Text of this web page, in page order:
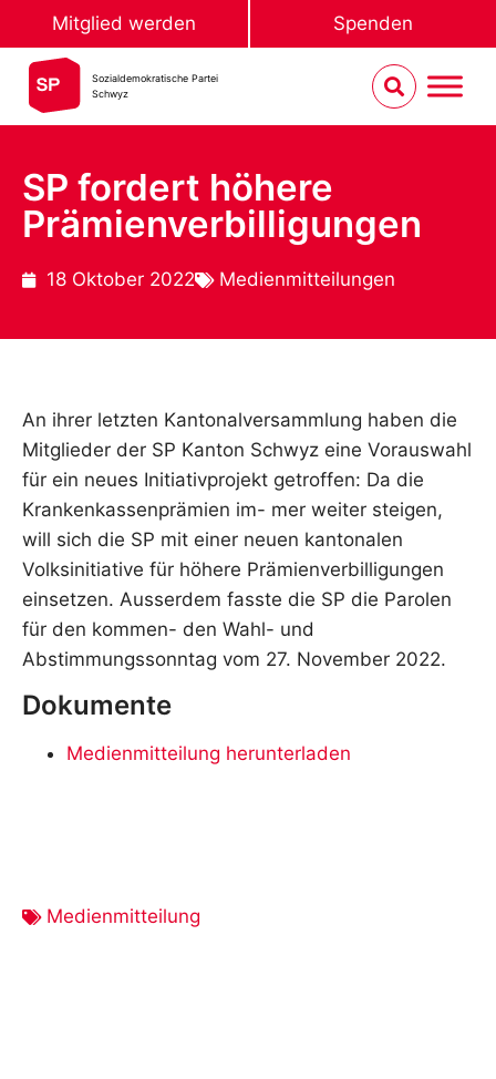
Mitglied werden Spenden
Sozialdemokratische Partei
Schwyz
SP fordert höhere
Prämienverbilligungen
18 Oktober 2022 Medienmitteilungen
An ihrer letzten Kantonalversammlung haben die
Mitglieder der SP Kanton Schwyz eine Vorauswahl
für ein neues Initiativprojekt getroffen: Da die
Krankenkassenprämien im- mer weiter steigen,
will sich die SP mit einer neuen kantonalen
Volksinitiative für höhere Prämienverbilligungen
einsetzen. Ausserdem fasste die SP die Parolen
für den kommen- den Wahl- und
Abstimmungssonntag vom 27. November 2022.
Dokumente
Medienmitteilung herunterladen
Medienmitteilung